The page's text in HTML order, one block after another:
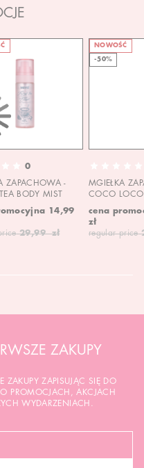
0
ZAPACHOWA -
BODY MIST
14,99
29,99 zł
NOWOŚĆ
-50%
MGIEŁKA
COCO
cena
zł
regular price
ZAKUPY
ZAKUPY ZAPISUJĄC SIĘ DO
O PROMOCJACH, AKCJACH
WYDARZENIACH.